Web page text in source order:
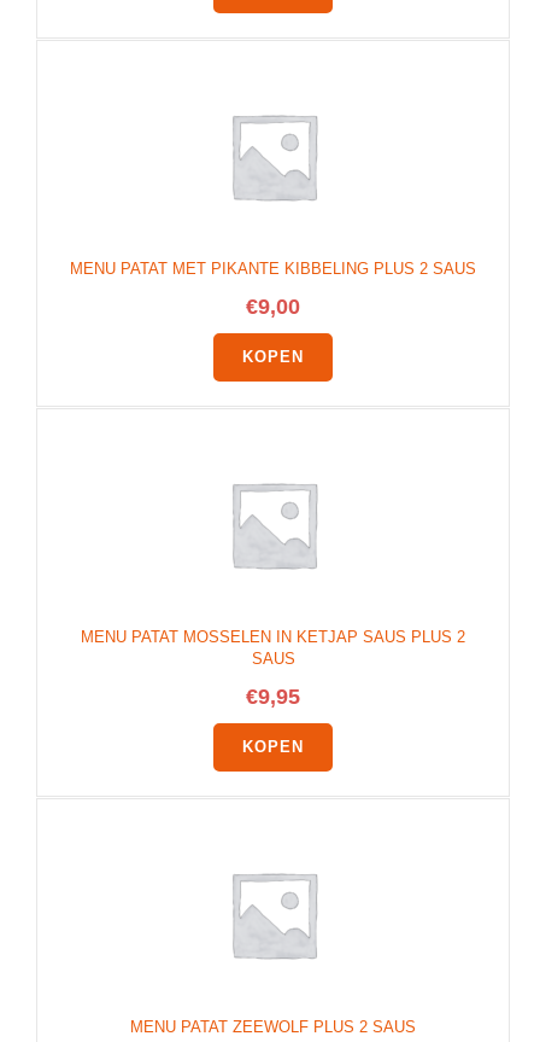
MENU PATAT MET PIKANTE KIBBELING PLUS 2 SAUS
€9,00
KOPEN
MENU PATAT MOSSELEN IN KETJAP SAUS PLUS 2
SAUS
€9,95
KOPEN
MENU PATAT ZEEWOLF PLUS 2 SAUS